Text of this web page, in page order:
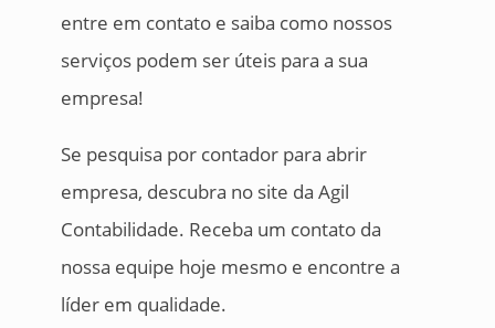
entre em contato e saiba como nossos
serviços podem ser úteis para a sua
empresa!
Se pesquisa por contador para abrir
empresa, descubra no site da Agil
Contabilidade. Receba um contato da
nossa equipe hoje mesmo e encontre a
líder em qualidade.